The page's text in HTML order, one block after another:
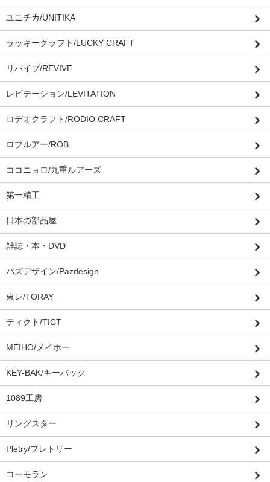
ユニチカ/UNITIKA
ラッキークラフト/LUCKY CRAFT
リバイブ/REVIVE
レビテーション/LEVITATION
ロデオクラフト/RODIO CRAFT
ロブルアー/ROB
ココニョロ/九重ルアーズ
第一精工
日本の部品屋
雑誌・本・DVD
パズデザイン/Pazdesign
東レ/TORAY
ティクト/TICT
MEIHO/メイホー
KEY-BAK/キーバック
1089工房
リングスター
Pletry/プレトリー
コーモラン